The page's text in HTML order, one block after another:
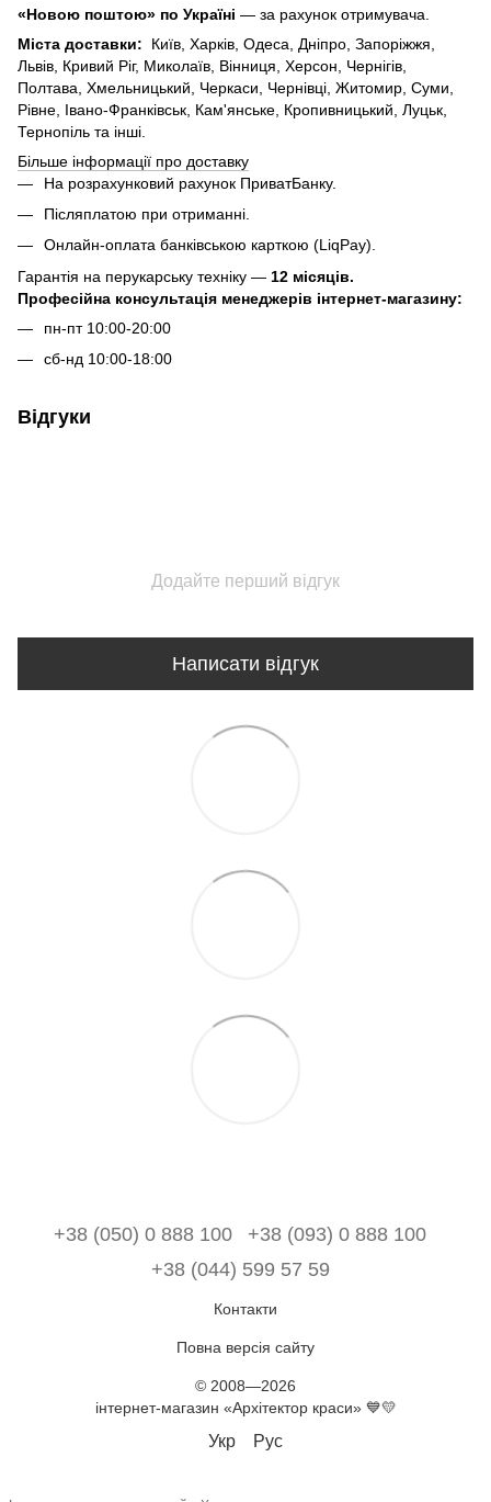
«Новою поштою» по Україні — за рахунок отримувача.
Міста доставки: Київ, Харків, Одеса, Дніпро, Запоріжжя,
Львів, Кривий Ріг, Миколаїв, Вінниця, Херсон, Чернігів,
Полтава, Хмельницький, Черкаси, Чернівці, Житомир, Суми,
Рівне, Івано-Франківськ, Кам'янське, Кропивницький, Луцьк,
Тернопіль та інші.
Більше інформації про доставку
На розрахунковий рахунок ПриватБанку.
Післяплатою при отриманні.
Онлайн-оплата банківською карткою (LiqPay).
Гарантія на перукарську техніку — 12 місяців.
Професійна консультація менеджерів інтернет-магазину:
пн-пт 10:00-20:00
сб-нд 10:00-18:00
Відгуки
Додайте перший відгук
Написати відгук
+38 (050) 0 888 100
+38 (093) 0 888 100
+38 (044) 599 57 59
Контакти
Повна версія сайту
© 2008—2026
інтернет-магазин «Архітектор краси» 💙💛
Укр Рус